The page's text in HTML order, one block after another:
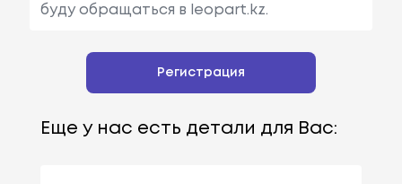
буду обращаться в leopart.kz.
Регистрация
Еще у нас есть детали для Вас: